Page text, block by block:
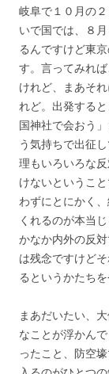
岐阜で１０月の
いで国では、８
るんですけど東
す。言ってみれ
けれど、まあそ
れど。出発する
国神社で会おう
う気持ちで出征
理もいろいろな
けないというこ
わずにとにかく
くれるのが本当
かなか内外の反
は残念ですけど
るというかたち
まあだいたい、
なことが浮かん
ったこと、防空